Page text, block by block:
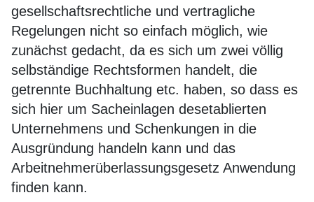
gesellschaftsrechtliche und vertragliche
Regelungen nicht so einfach möglich, wie
zunächst gedacht, da es sich um zwei völlig
selbständige Rechtsformen handelt, die
getrennte Buchhaltung etc. haben, so dass es
sich hier um Sacheinlagen desetablierten
Unternehmens und Schenkungen in die
Ausgründung handeln kann und das
Arbeitnehmerüberlassungsgesetz Anwendung
finden kann.